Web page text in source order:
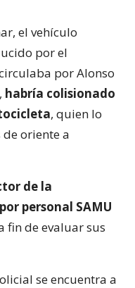
el vehículo
por el
por Alonso
habría colisionado
, quien lo
oriente a
de la
personal SAMU
fin de evaluar sus
se encuentra a